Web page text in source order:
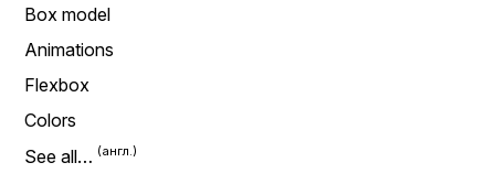
Box model
Animations
Flexbox
Colors
See all…